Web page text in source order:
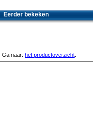
Eerder bekeken
Ga naar: het productoverzicht